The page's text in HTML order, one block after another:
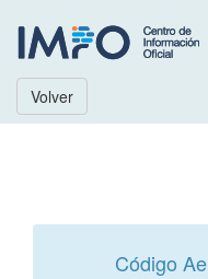
Volver
Código